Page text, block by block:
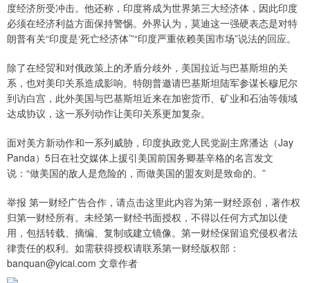
度经济所受冲击。他还称，印度将成为世界第三大经济体，因此印度
必须在经济利益方面保持警惕。外界认为，莫迪这一强硬表态是对特
朗普有关“印度是‘死亡经济体’”“印度严重依赖美国市场”说法的回应。
除了在经贸和对俄政策上的矛盾分歧外，美国拉近与巴基斯坦的关
系，也对美印关系造成影响。特朗普邀请巴基斯坦陆军参谋长穆尼尔
到访白宫，此外美国与巴基斯坦近来在加密货币、矿业和石油等领域
达成协议，这一系列动作让美印关系更加复杂。
面对美方新动作和一系列威胁，印度执政党人民党副主席潘达（Jay
Panda）5日在社交媒体上援引美国前国务卿基辛格的名言发文
说：“做美国的敌人是危险的，而做美国的盟友则是致命的。”
举报 第一财经广告合作，请点击这里此内容为第一财经原创，著作权
归第一财经所有。未经第一财经书面授权，不得以任何方式加以使
用，包括转载、摘编、复制或建立镜像。第一财经保留追究侵权者法
律责任的权利。如需获得授权请联系第一财经版权部：
banquan@yicai.com 文章作者